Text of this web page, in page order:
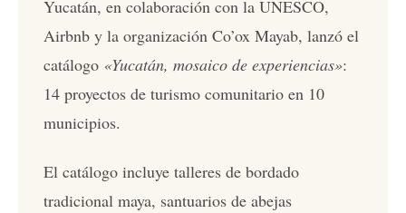
Yucatán, en colaboración con la UNESCO,
Airbnb y la organización Co’ox Mayab, lanzó el
catálogo «Yucatán, mosaico de experiencias»:
14 proyectos de turismo comunitario en 10
municipios.
El catálogo incluye talleres de bordado
tradicional maya, santuarios de abejas